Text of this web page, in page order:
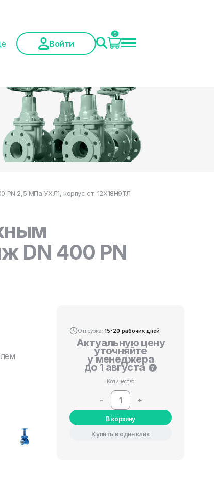
Войти
0
2,5 МПа УХЛ1, корпус ст. 12Х18Н9ТЛ
DN 400 PN
Отгрузка: 15-20 рабочих дней
Актуальную цену
уточняйте
у менеджера
до 1 августа ?
Количество
- +
В корзину
Купить в один клик